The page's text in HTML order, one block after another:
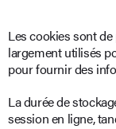
Les cookies sont
largement utilisés
pour fournir des
La durée de
session en ligne,